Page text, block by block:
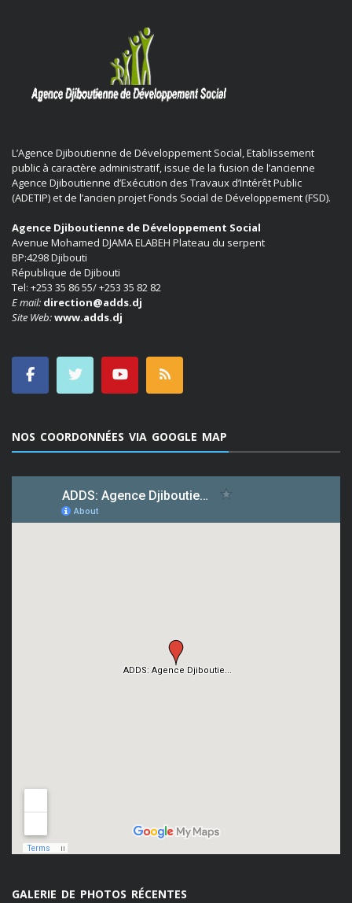
L’Agence Djiboutienne de Développement Social, Etablissement
public à caractère administratif, issue de la fusion de l’ancienne
Agence Djiboutienne d’Exécution des Travaux d’Intérêt Public
(ADETIP) et de l’ancien projet Fonds Social de Développement (FSD).
Agence Djiboutienne de Développement Social
Avenue Mohamed DJAMA ELABEH Plateau du serpent
BP:4298 Djibouti
République de Djibouti
Tel: +253 35 86 55/ +253 35 82 82
E mail: direction@adds.dj
Site Web:www.adds.dj
NOS COORDONNÉES VIA GOOGLE MAP
GALERIE DE PHOTOS RÉCENTES